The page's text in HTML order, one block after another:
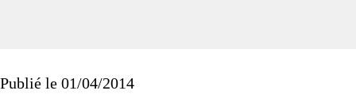
Publié le 01/04/2014